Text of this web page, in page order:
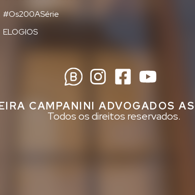
#Os200ASérie
ELOGIOS
CAMPANINI ADVOGADOS
Todos os direitos reservados.